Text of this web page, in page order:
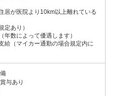
居が医院より10km以上離れている
定あり）
年数によって優遇します）
給（マイカー通勤の場合規定内に
与あり